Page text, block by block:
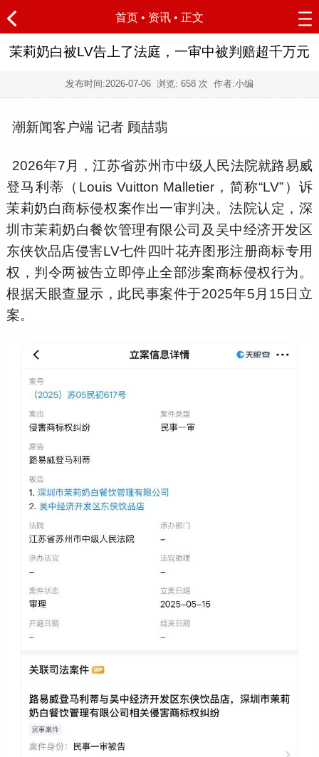
首页 • 资讯 • 正文
茉莉奶白被LV告上了法庭，一审中被判赔超千万元
发布时间:2026-07-06 浏览: 658 次 作者:小编
潮新闻客户端 记者 顾喆翡
2026年7月，江苏省苏州市中级人民法院就路易威
登马利蒂（Louis Vuitton Malletier，简称“LV”）诉
茉莉奶白商标侵权案作出一审判决。法院认定，深
圳市茉莉奶白餐饮管理有限公司及吴中经济开发区
东侠饮品店侵害LV七件四叶花卉图形注册商标专用
权，判令两被告立即停止全部涉案商标侵权行为。
根据天眼查显示，此民事案件于2025年5月15日立
案。